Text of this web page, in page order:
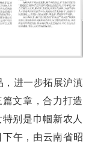
进一步拓展沪滇
文章，合力打造
别是巾帼新农人
午，由云南省昭